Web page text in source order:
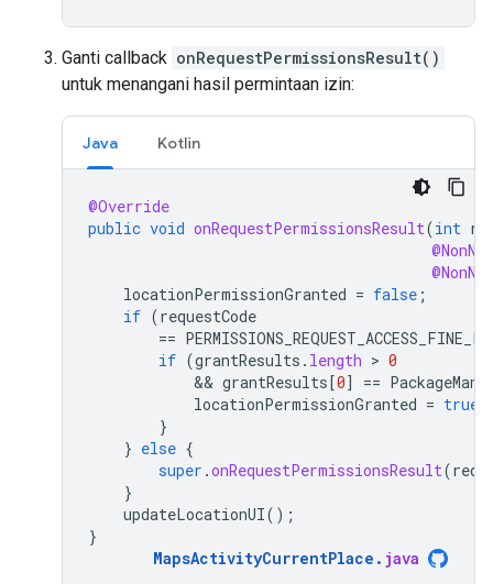
Ganti callback onRequestPermissionsResult()
untuk menangani hasil permintaan izin:
Java Kotlin
@Override
public void onRequestPermissionsResult(int
locationPermissionGranted = false ;
if (requestCode
==
if (grantResults . length > 0
            &&
grantResults[0] ==
locationPermissionGranted = true
}
} else {
super .onRequestPermissionsResult(
}
updateLocationUI();
}
MapsActivityCurrentPlace . java